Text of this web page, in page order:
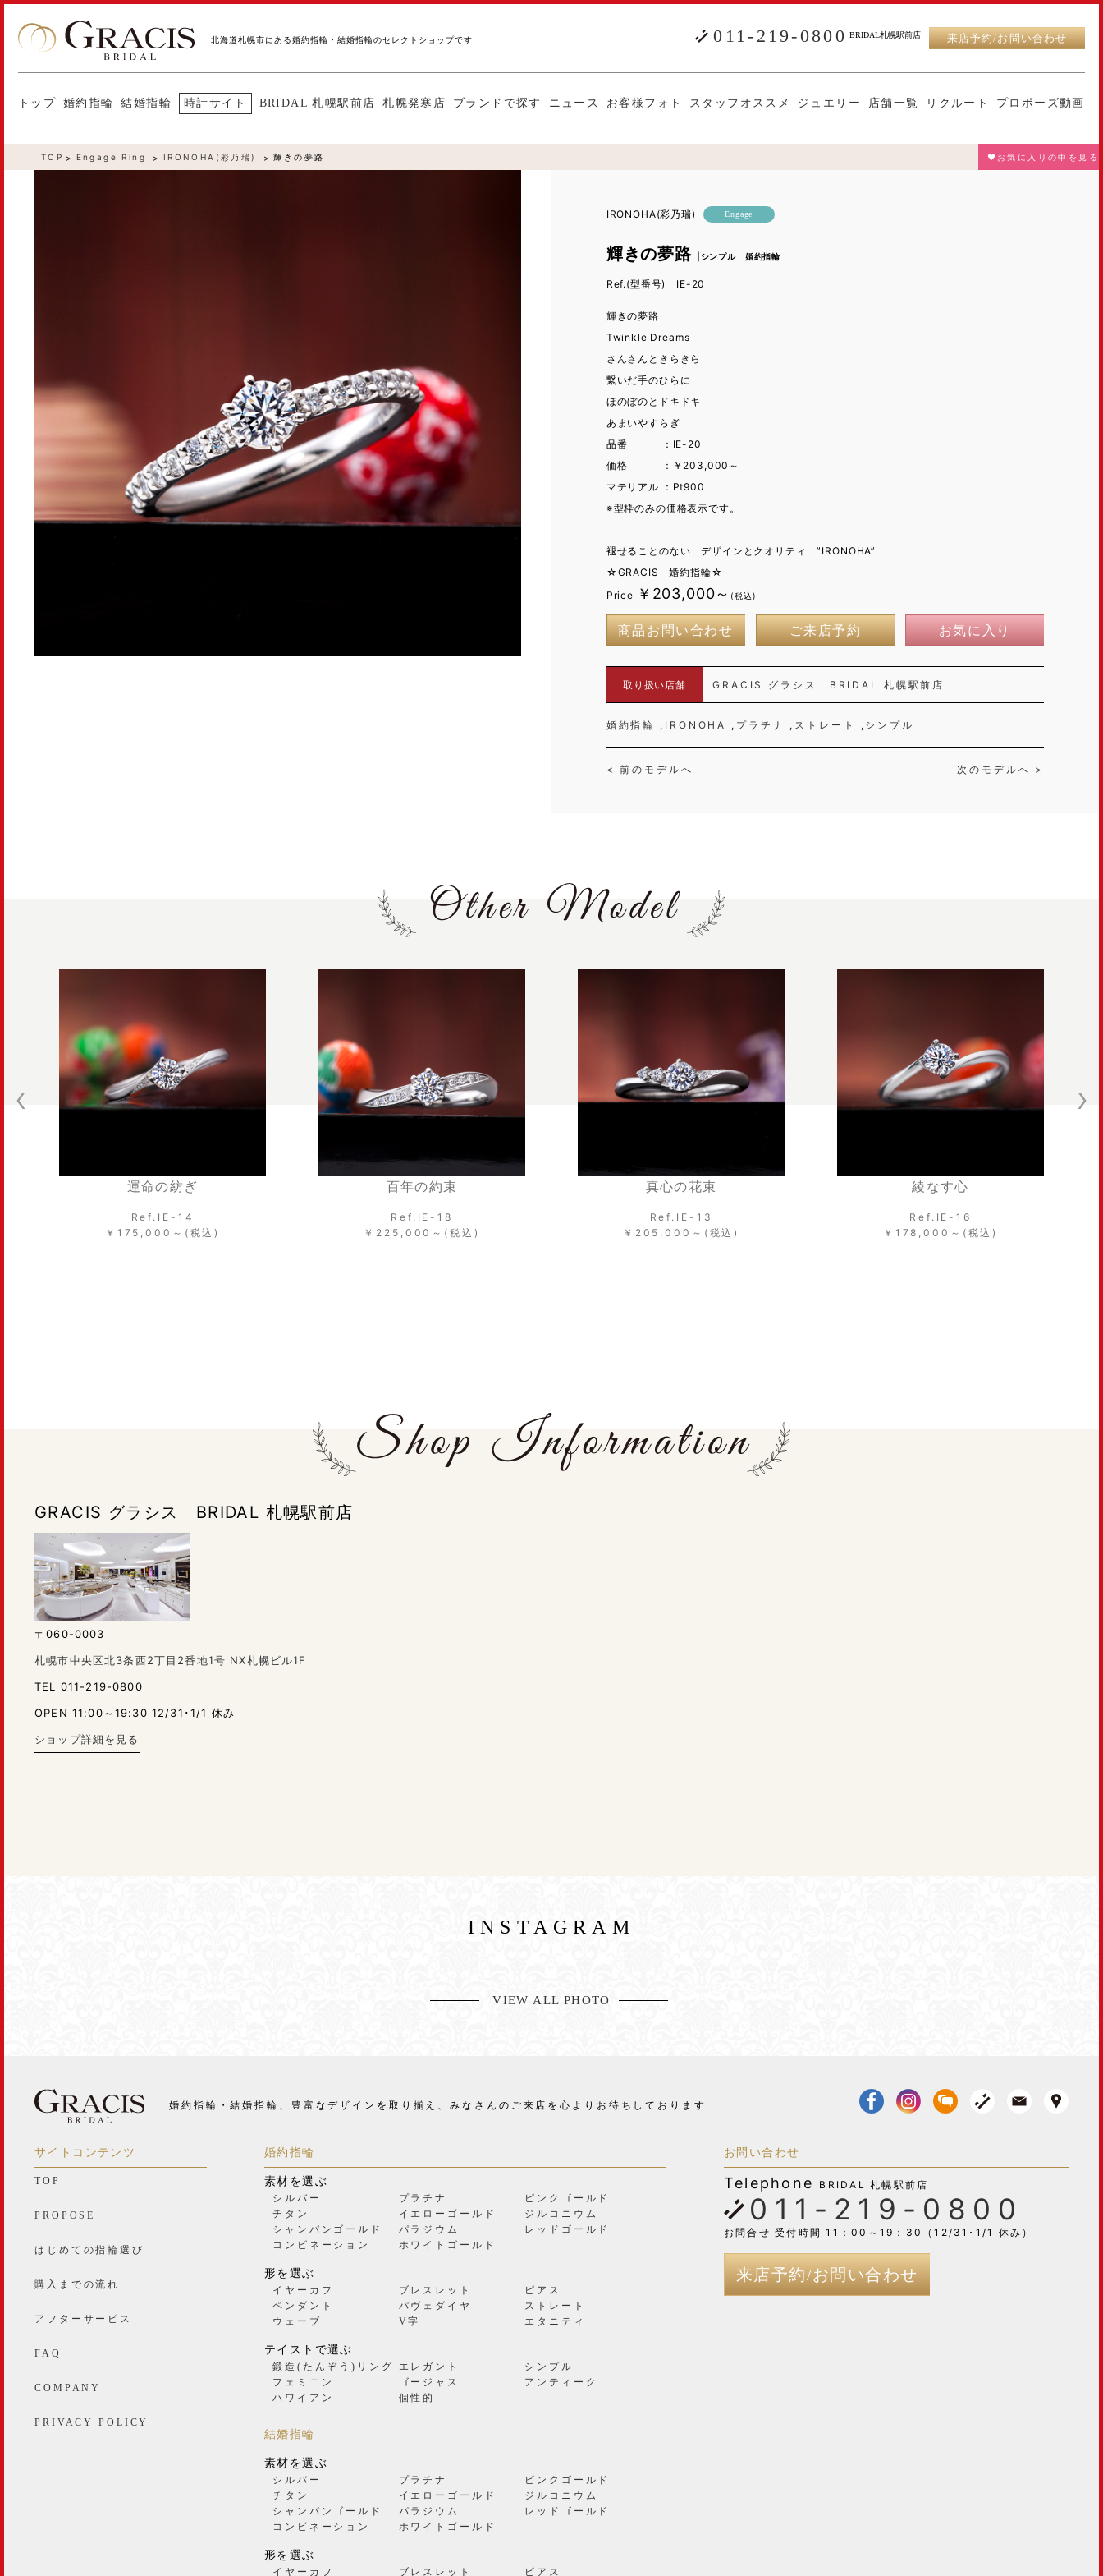
北海道札幌市にある婚約指輪・結婚指輪のセレクトショップです 011-219-0800 BRIDAL札幌駅前店 来店予約/お問い合わせ
トップ 婚約指輪 結婚指輪 時計サイト BRIDAL 札幌駅前店 札幌発寒店 ブランドで探す ニュース お客様フォト スタッフオススメ ジュエリー 店舗一覧 リクルート プロポーズ動画
TOP Engage Ring IRONOHA(彩乃瑞) 輝きの夢路 ♥お気に入りの中を見る
IRONOHA(彩乃瑞) Engage
輝きの夢路 |シンプル 婚約指輪
Ref.(型番号) IE-20
輝きの夢路
Twinkle Dreams
さんさんときらきら
繋いだ手のひらに
ほのぼのとドキドキ
あまいやすらぎ
品番 ：IE-20
価格 ：￥203,000～
マテリアル ：Pt900
※型枠のみの価格表示です。
褪せることのない デザインとクオリティ ”IRONOHA”
☆GRACIS 婚約指輪☆
Price ￥203,000～ (税込)
商品お問い合わせ ご来店予約 お気に入り
取り扱い店舗 GRACIS グラシス BRIDAL 札幌駅前店
婚約指輪 IRONOHA プラチナ ストレート シンプル
< 前のモデルへ 次のモデルへ >
幸せの空模様
Ref.IE-17
￥208,000～(税込)
百年の約束
Ref.IE-18
￥225,000～(税込)
真心の花束
Ref.IE-13
￥205,000～(税込)
綾なす心
Ref.IE-16
￥178,000～(税込)
GRACIS グラシス BRIDAL 札幌駅前店
〒060-0003
札幌市中央区北3条西2丁目2番地1号 NX札幌ビル1F
TEL 011-219-0800
OPEN 11:00～19:30 12/31･1/1 休み
ショップ詳細を見る
INSTAGRAM
VIEW ALL PHOTO
婚約指輪・結婚指輪、豊富なデザインを取り揃え、みなさんのご来店を心よりお待ちしております
サイトコンテンツ
TOP
PROPOSE
はじめての指輪選び
購入までの流れ
アフターサービス
FAQ
COMPANY
PRIVACY POLICY
婚約指輪
素材を選ぶ
シルバー プラチナ
ピンクゴールド
チタン
イエローゴールド
ジルコニウム
シャンパンゴールド
パラジウム
レッドゴールド
コンビネーション
ホワイトゴールド
形を選ぶ
イヤーカフ ブレスレット
ピアス
ペンダント
パヴェダイヤ
ストレート
ウェーブ
V字 エタニティ
テイストで選ぶ
鍛造(たんぞう)リング エレガント
シンプル
フェミニン
ゴージャス
アンティーク
ハワイアン
個性的
結婚指輪
素材を選ぶ
シルバー プラチナ
ピンクゴールド
チタン
イエローゴールド
ジルコニウム
シャンパンゴールド
パラジウム
レッドゴールド
コンビネーション
ホワイトゴールド
形を選ぶ
イヤーカフ ブレスレット ピアス
お問い合わせ
Telephone BRIDAL 札幌駅前店
011-219-0800
お問合せ 受付時間 11：00～19：30（12/31･1/1 休み）
来店予約/お問い合わせ